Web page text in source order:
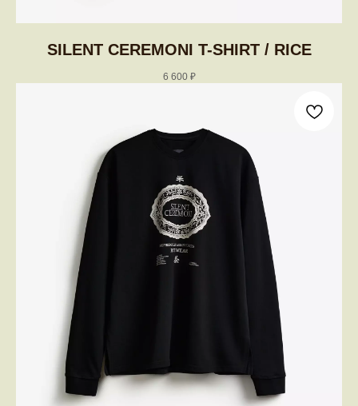
SILENT CEREMONI T-SHIRT / RICE
6 600 ₽